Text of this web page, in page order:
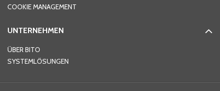
COOKIE MANAGEMENT
UNTERNEHMEN
ÜBER BITO
SYSTEMLÖSUNGEN